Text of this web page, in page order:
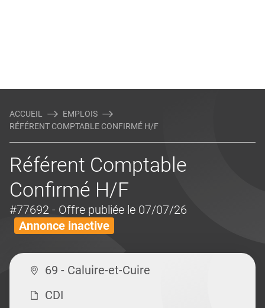
ACCUEIL
EMPLOIS
RÉFÉRENT COMPTABLE CONFIRMÉ H/F
Référent Comptable
Confirmé H/F
#77692 - Offre publiée le 07/07/26
Annonce inactive
69 - Caluire-et-Cuire
CDI